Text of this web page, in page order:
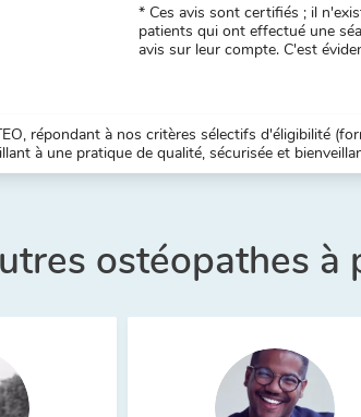
* Ces avis sont certifiés ; il
patients qui ont effectué une
avis sur leur compte. C'est
répondant à nos critères sélectifs d'éligibilité
à une pratique de qualité, sécurisée et
ostéopathes à